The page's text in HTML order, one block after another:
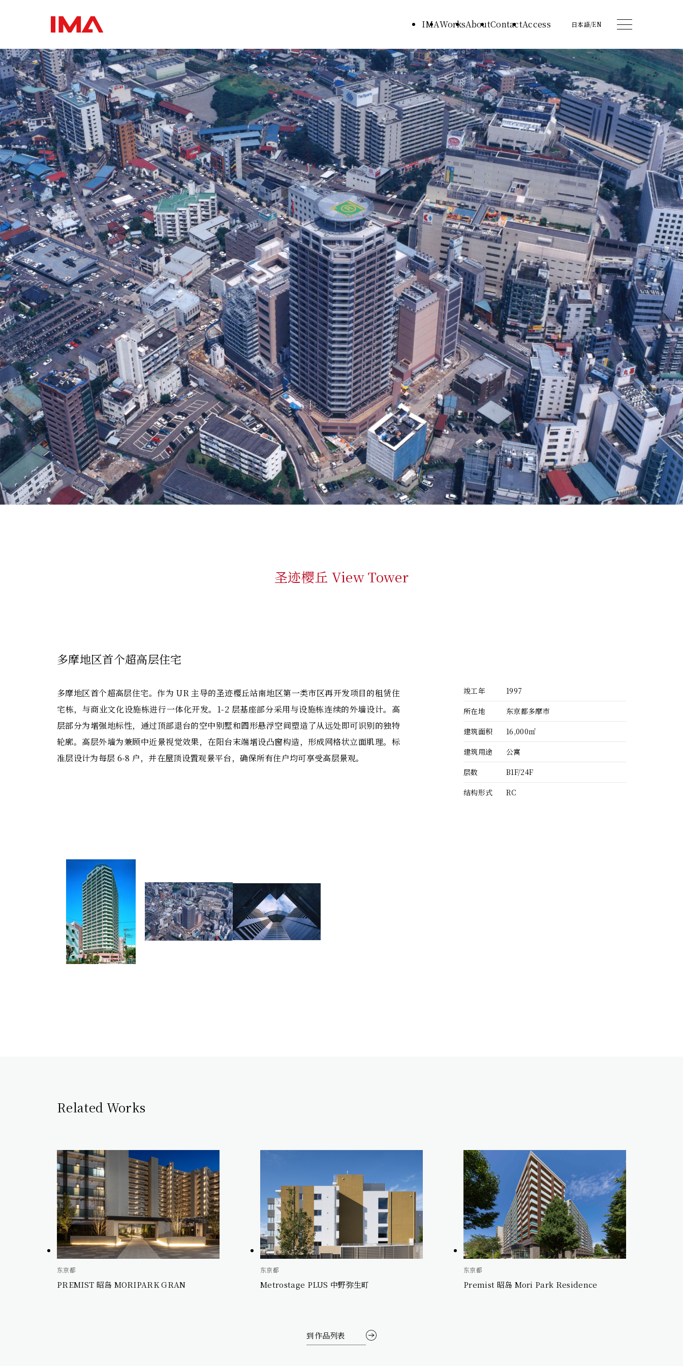
IMAWorksAboutContactAccess 日本語/EN
圣迹樱丘 View Tower
多摩地区首个超高层住宅
多摩地区首个超高层住宅。作为 UR 主导的圣迹樱丘站南地区第一类市区再开发项目的租赁住
宅栋，与商业文化设施栋进行一体化开发。1-2 层基座部分采用与设施栋连续的外墙设计。高
层部分为增强地标性，通过顶部退台的空中别墅和圆形悬浮空间塑造了从远处即可识别的独特
轮廓。高层外墙为兼顾中近景视觉效果，在阳台末端增设凸窗构造，形成网格状立面肌理。标
准层设计为每层 6-8 户，并在屋顶设置观景平台，确保所有住户均可享受高层景观。
竣工年
1997
所在地
东京都多摩市
建筑面积
16,000㎡
建筑用途
公寓
层数
B1F/24F
结构形式
RC
Related Works
东京都
PREMIST 昭岛 MORIPARK GRAN
东京都
Metrostage PLUS 中野弥生町
东京都
Premist 昭岛 Mori Park Residence
到作品列表